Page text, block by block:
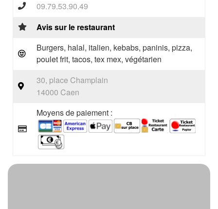
09.79.53.90.49
Avis sur le restaurant
Burgers, halal, italien, kebabs, paninis, pizza,
poulet frit, tacos, tex mex, végétarien
30, place Champlain
14000 Caen
Moyens de paiement :